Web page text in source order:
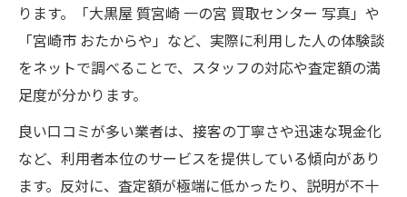
ります。「大黒屋 質宮崎 一の宮 買取センター 写真」や
「宮崎市 おたからや」など、実際に利用した人の体験談
をネットで調べることで、スタッフの対応や査定額の満
足度が分かります。
良い口コミが多い業者は、接客の丁寧さや迅速な現金化
など、利用者本位のサービスを提供している傾向があり
ます。反対に、査定額が極端に低かったり、説明が不十